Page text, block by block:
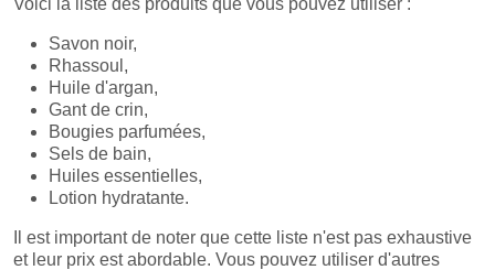
Savon noir,
Rhassoul,
Huile d'argan,
Gant de crin,
Bougies parfumées,
Sels de bain,
Huiles essentielles,
Lotion hydratante.
Il est important de noter que cette liste n'est pas exhaustive
et leur prix est abordable. Vous pouvez utiliser d'autres